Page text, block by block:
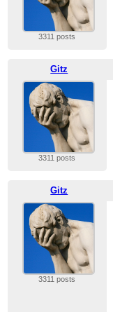
3311 posts
Gitz
3311 posts
Gitz
3311 posts